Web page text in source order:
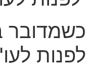
כשמדובר
לפנות